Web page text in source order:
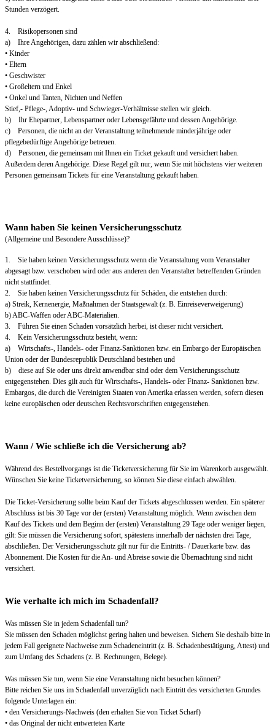
Stunden verzögert.
4. Risikopersonen sind
a) Ihre Angehörigen, dazu zählen wir abschließend:
• Kinder
• Eltern
• Geschwister
• Großeltern und Enkel
• Onkel und Tanten, Nichten und Neffen
Stief,- Pflege-, Adoptiv- und Schwieger-Verhältnisse stellen wir gleich.
b) Ihr Ehepartner, Lebenspartner oder Lebensgefährte und dessen Angehörige.
c) Personen, die nicht an der Veranstaltung teilnehmende minderjährige oder
pflegebedürftige Angehörige betreuen.
d) Personen, die gemeinsam mit Ihnen ein Ticket gekauft und versichert haben.
Außerdem deren Angehörige. Diese Regel gilt nur, wenn Sie mit höchstens vier weiteren
Personen gemeinsam Tickets für eine Veranstaltung gekauft haben.
Wann haben Sie keinen Versicherungsschutz
(Allgemeine und Besondere Ausschlüsse)?
1. Sie haben keinen Versicherungsschutz wenn die Veranstaltung vom Veranstalter
abgesagt bzw. verschoben wird oder aus anderen den Veranstalter betreffenden Gründen
nicht stattfindet.
2. Sie haben keinen Versicherungsschutz für Schäden, die entstehen durch:
a) Streik, Kernenergie, Maßnahmen der Staatsgewalt (z. B. Einreiseverweigerung)
b) ABC-Waffen oder ABC-Materialien.
3. Führen Sie einen Schaden vorsätzlich herbei, ist dieser nicht versichert.
4. Kein Versicherungsschutz besteht, wenn:
a) Wirtschafts-, Handels- oder Finanz-Sanktionen bzw. ein Embargo der Europäischen
Union oder der Bundesrepublik Deutschland bestehen und
b) diese auf Sie oder uns direkt anwendbar sind oder dem Versicherungsschutz
entgegenstehen. Dies gilt auch für Wirtschafts-, Handels- oder Finanz- Sanktionen bzw.
Embargos, die durch die Vereinigten Staaten von Amerika erlassen werden, sofern diesen
keine europäischen oder deutschen Rechtsvorschriften entgegenstehen.
Wann / Wie schließe ich die Versicherung ab?
Während des Bestellvorgangs ist die Ticketversicherung für Sie im Warenkorb ausgewählt.
Wünschen Sie keine Ticketversicherung, so können Sie diese einfach abwählen.
Die Ticket-Versicherung sollte beim Kauf der Tickets abgeschlossen werden. Ein späterer
Abschluss ist bis 30 Tage vor der (ersten) Veranstaltung möglich. Wenn zwischen dem
Kauf des Tickets und dem Beginn der (ersten) Veranstaltung 29 Tage oder weniger liegen,
gilt: Sie müssen die Versicherung sofort, spätestens innerhalb der nächsten drei Tage,
abschließen. Der Versicherungsschutz gilt nur für die Eintritts- / Dauerkarte bzw. das
Abonnement. Die Kosten für die An- und Abreise sowie die Übernachtung sind nicht
versichert.
Wie verhalte ich mich im Schadenfall?
Was müssen Sie in jedem Schadenfall tun?
Sie müssen den Schaden möglichst gering halten und beweisen. Sichern Sie deshalb bitte in
jedem Fall geeignete Nachweise zum Schadeneintritt (z. B. Schadenbestätigung, Attest) und
zum Umfang des Schadens (z. B. Rechnungen, Belege).
Was müssen Sie tun, wenn Sie eine Veranstaltung nicht besuchen können?
Bitte reichen Sie uns im Schadenfall unverzüglich nach Eintritt des versicherten Grundes
folgende Unterlagen ein:
• den Versicherungs-Nachweis (den erhalten Sie von Ticket Scharf)
• das Original der nicht entwerteten Karte